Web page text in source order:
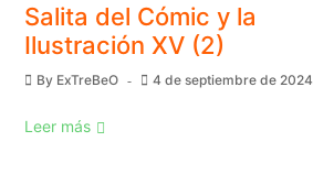
Salita del Cómic y la
Ilustración XV (2)
By ExTreBeO 4 de septiembre de 2024
Leer más